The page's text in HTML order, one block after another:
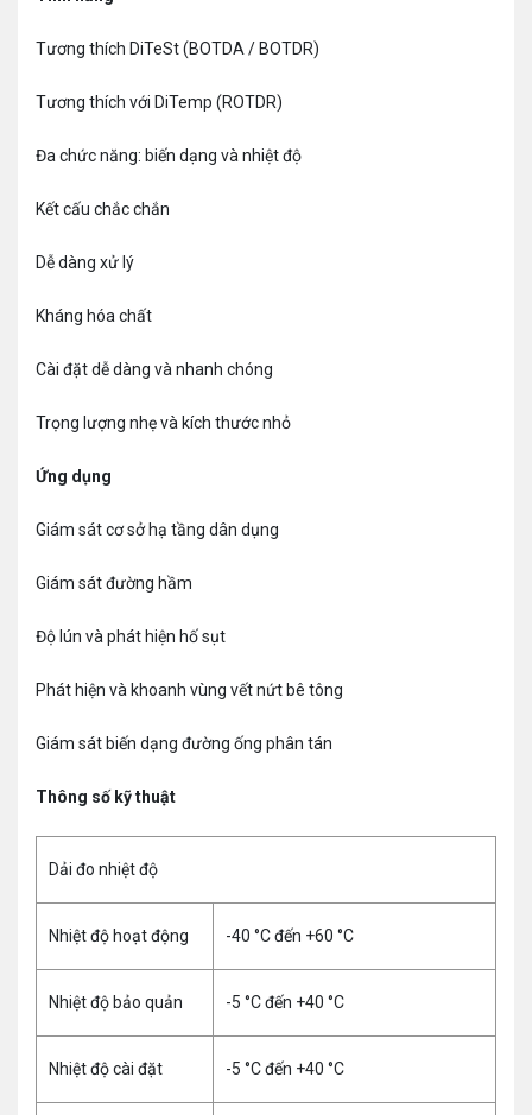
Tương thích DiTeSt (BOTDA / BOTDR)
Tương thích với DiTemp (ROTDR)
Đa chức năng: biến dạng và nhiệt độ
Kết cấu chắc chắn
Dễ dàng xử lý
Kháng hóa chất
Cài đặt dễ dàng và nhanh chóng
Trọng lượng nhẹ và kích thước nhỏ
Ứng dụng
Giám sát cơ sở hạ tầng dân dụng
Giám sát đường hầm
Độ lún và phát hiện hố sụt
Phát hiện và khoanh vùng vết nứt bê tông
Giám sát biến dạng đường ống phân tán
Thông số kỹ thuật
Dải đo nhiệt độ
Nhiệt độ hoạt động -40 °C đến +60 °C
Nhiệt độ bảo quản -5 °C đến +40 °C
Nhiệt độ cài đặt -5 °C đến +40 °C